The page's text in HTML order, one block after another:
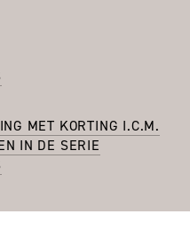
MET KORTING I.C.M.
IN DE SERIE